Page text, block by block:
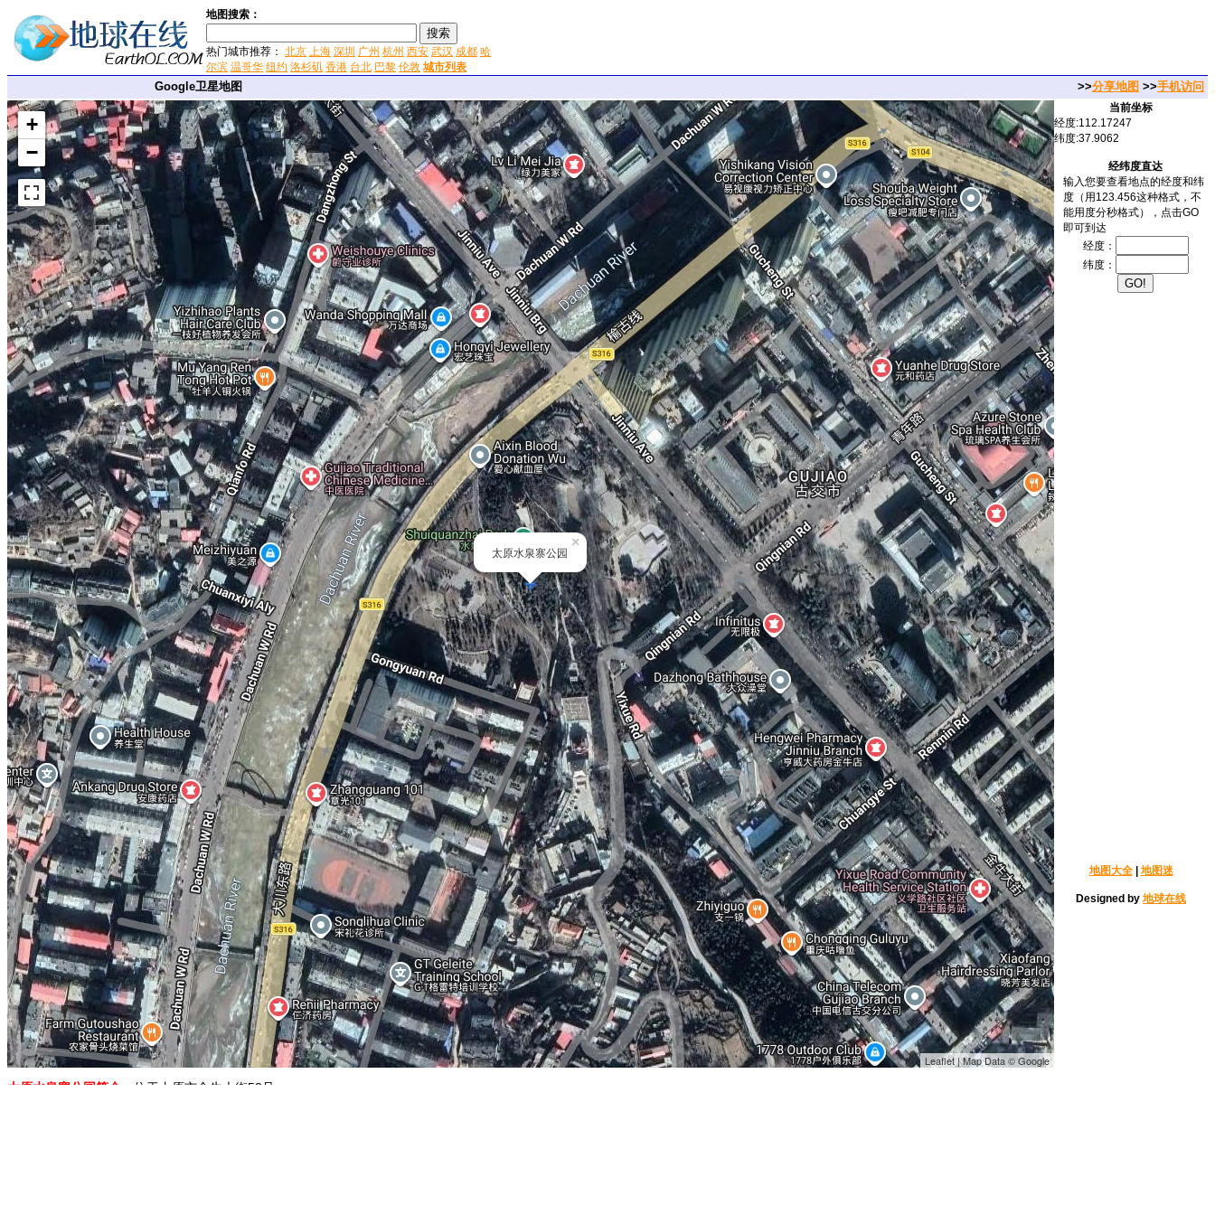
地图搜索：
热门城市推荐： 北京 上海 深圳 广州 杭州 西安 武汉 成都 哈
尔滨 温哥华 纽约 洛杉矶 香港 台北 巴黎 伦敦 城市列表
Google卫星地图 >>分享地图 >>手机访问
太原水泉寨公园
×
+
−
Leaflet | Map Data © Google
太原水泉寨公园简介：
位于太原市金牛大街52号。
当前坐标
经度:112.17247
纬度:37.9062
经纬度直达
输入您要查看地点的经度和纬
度（用123.456这种格式，不
能用度分秒格式），点击GO
即可到达
经度：
纬度：
地图大全| 地图迷
Designed by 地球在线